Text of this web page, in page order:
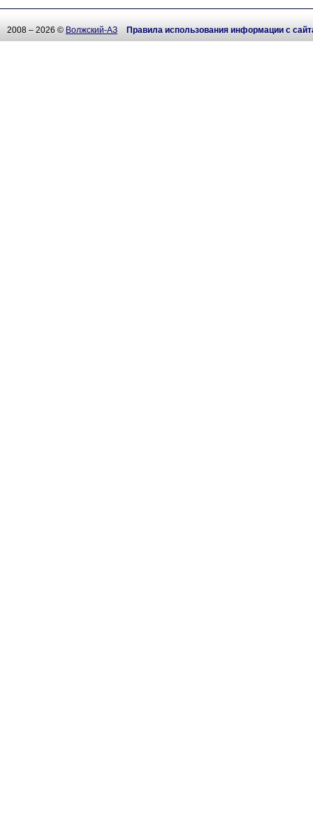
2008 – 2026 © Волжский-АЗ Правила использования информации с